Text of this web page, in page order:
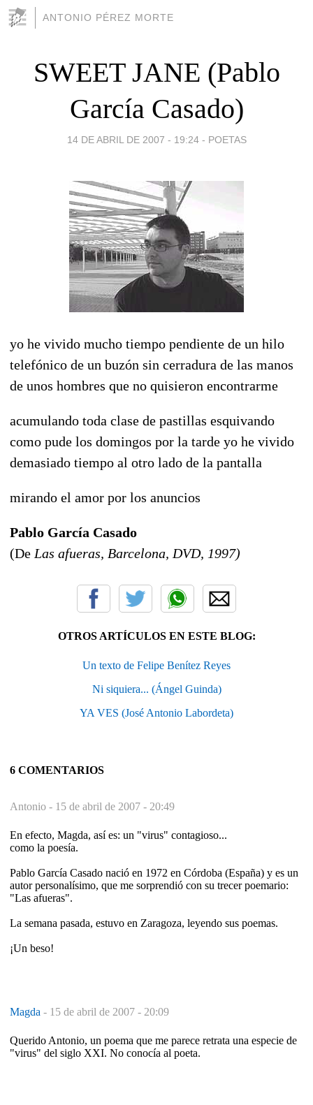
ANTONIO PÉREZ MORTE
SWEET JANE (Pablo
García Casado)
14 DE ABRIL DE 2007 - 19:24 - POETAS
yo he vivido mucho tiempo pendiente de un hilo
telefónico de un buzón sin cerradura de las manos
de unos hombres que no quisieron encontrarme
acumulando toda clase de pastillas esquivando
como pude los domingos por la tarde yo he vivido
demasiado tiempo al otro lado de la pantalla
mirando el amor por los anuncios
Pablo García Casado
(De Las afueras, Barcelona, DVD, 1997)
OTROS ARTÍCULOS EN ESTE BLOG:
Un texto de Felipe Benítez Reyes
Ni siquiera... (Ángel Guinda)
YA VES (José Antonio Labordeta)
6 COMENTARIOS
Antonio - 15 de abril de 2007 - 20:49
En efecto, Magda, así es: un "virus" contagioso...
como la poesía.
Pablo García Casado nació en 1972 en Córdoba (España) y es un
autor personalísimo, que me sorprendió con su trecer poemario:
"Las afueras".
La semana pasada, estuvo en Zaragoza, leyendo sus poemas.
¡Un beso!
Magda - 15 de abril de 2007 - 20:09
Querido Antonio, un poema que me parece retrata una especie de
"virus" del siglo XXI. No conocía al poeta.